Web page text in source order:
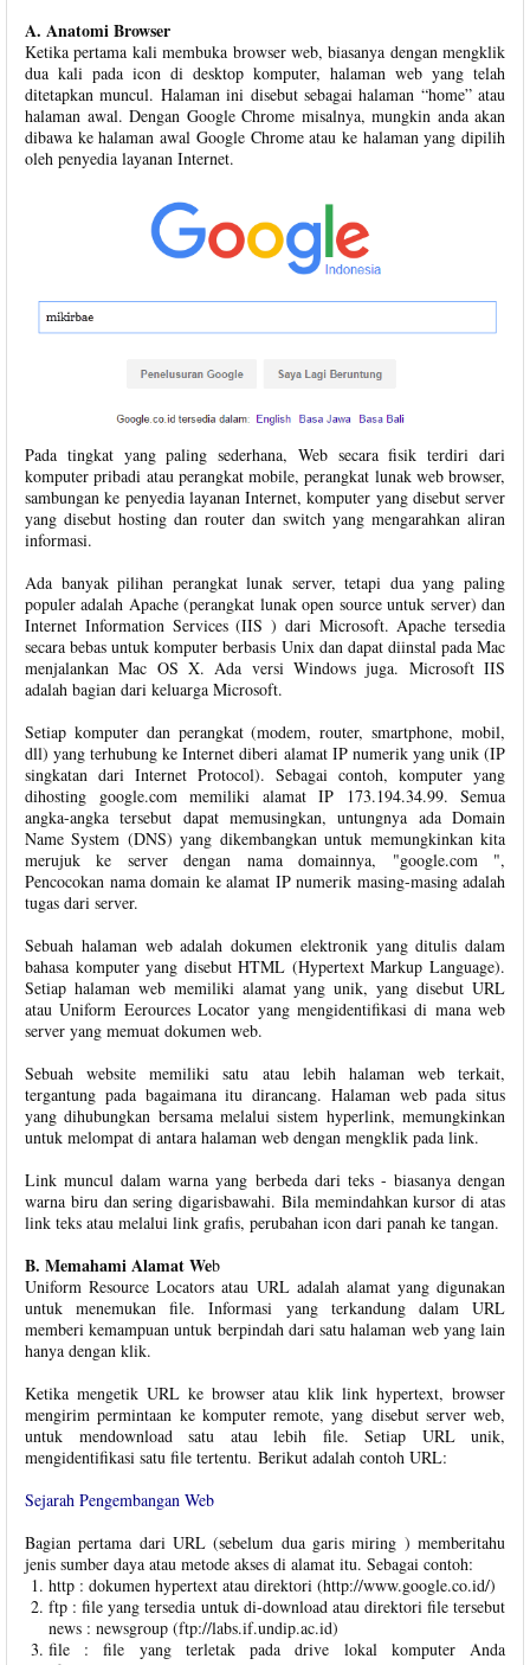
A. Anatomi Browser
Ketika pertama kali membuka browser web, biasanya dengan mengklik
dua kali pada icon di desktop komputer, halaman web yang telah
ditetapkan muncul. Halaman ini disebut sebagai halaman “home” atau
halaman awal. Dengan Google Chrome misalnya, mungkin anda akan
dibawa ke halaman awal Google Chrome atau ke halaman yang dipilih
oleh penyedia layanan Internet.
Pada tingkat yang paling sederhana, Web secara fisik terdiri dari
komputer pribadi atau perangkat mobile, perangkat lunak web browser,
sambungan ke penyedia layanan Internet, komputer yang disebut server
yang disebut hosting dan router dan switch yang mengarahkan aliran
informasi.
Ada banyak pilihan perangkat lunak server, tetapi dua yang paling
populer adalah Apache (perangkat lunak open source untuk server) dan
Internet Information Services (IIS ) dari Microsoft. Apache tersedia
secara bebas untuk komputer berbasis Unix dan dapat diinstal pada Mac
menjalankan Mac OS X. Ada versi Windows juga. Microsoft IIS
adalah bagian dari keluarga Microsoft.
Setiap komputer dan perangkat (modem, router, smartphone, mobil,
dll) yang terhubung ke Internet diberi alamat IP numerik yang unik (IP
singkatan dari Internet Protocol). Sebagai contoh, komputer yang
dihosting google.com memiliki alamat IP 173.194.34.99. Semua
angka-angka tersebut dapat memusingkan, untungnya ada Domain
Name System (DNS) yang dikembangkan untuk memungkinkan kita
merujuk ke server dengan nama domainnya, "google.com ",
Pencocokan nama domain ke alamat IP numerik masing-masing adalah
tugas dari server.
Sebuah halaman web adalah dokumen elektronik yang ditulis dalam
bahasa komputer yang disebut HTML (Hypertext Markup Language).
Setiap halaman web memiliki alamat yang unik, yang disebut URL
atau Uniform Eerources Locator yang mengidentifikasi di mana web
server yang memuat dokumen web.
Sebuah website memiliki satu atau lebih halaman web terkait,
tergantung pada bagaimana itu dirancang. Halaman web pada situs
yang dihubungkan bersama melalui sistem hyperlink, memungkinkan
untuk melompat di antara halaman web dengan mengklik pada link.
Link muncul dalam warna yang berbeda dari teks - biasanya dengan
warna biru dan sering digarisbawahi. Bila memindahkan kursor di atas
link teks atau melalui link grafis, perubahan icon dari panah ke tangan.
B. Memahami Alamat Web
Uniform Resource Locators atau URL adalah alamat yang digunakan
untuk menemukan file. Informasi yang terkandung dalam URL
memberi kemampuan untuk berpindah dari satu halaman web yang lain
hanya dengan klik.
Ketika mengetik URL ke browser atau klik link hypertext, browser
mengirim permintaan ke komputer remote, yang disebut server web,
untuk mendownload satu atau lebih file. Setiap URL unik,
mengidentifikasi satu file tertentu. Berikut adalah contoh URL:
Sejarah Pengembangan Web
Bagian pertama dari URL (sebelum dua garis miring ) memberitahu
jenis sumber daya atau metode akses di alamat itu. Sebagai contoh:
http : dokumen hypertext atau direktori (http://www.google.co.id/)
ftp : file yang tersedia untuk di-download atau direktori file tersebut
news : newsgroup (ftp://labs.if.undip.ac.id)
file : file yang terletak pada drive lokal komputer Anda